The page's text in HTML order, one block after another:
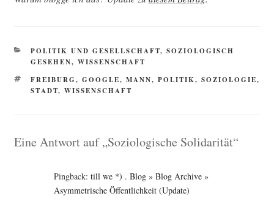
KATEGORIEN
POLITIK UND GESELLSCHAFT, SOZIOLOGISCH
GESEHEN, WISSENSCHAFT
SCHLAGWÖRTER
FREIBURG, GOOGLE, MANN, POLITIK, SOZIOLOGIE,
STADT, WISSENSCHAFT
Eine Antwort auf „Soziologische Solidarität“
Pingback: till we *) . Blog » Blog Archive »
Asymmetrische Öffentlichkeit (Update)